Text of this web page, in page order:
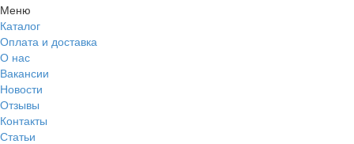
Меню
Каталог
Оплата и доставка
О нас
Вакансии
Новости
Отзывы
Контакты
Статьи